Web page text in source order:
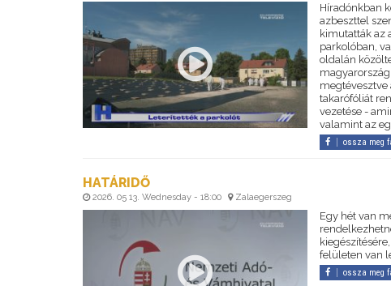
Híradónkban
azbeszttel
kimutatták az
parkolóban,
oldalán
megtévesztve
takarófóliát
vezetése -
valamint az
ossza meg
HATÁRIDŐ
2026. 05 13. Wednesday - 18:00 Zalaegerszeg
Egy hét van
felületen van
ossza meg